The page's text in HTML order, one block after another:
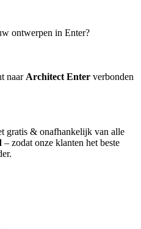
ontwerpen in Enter?
naar Architect Enter verbonden
gratis & onafhankelijk van alle
– zodat onze klanten het beste